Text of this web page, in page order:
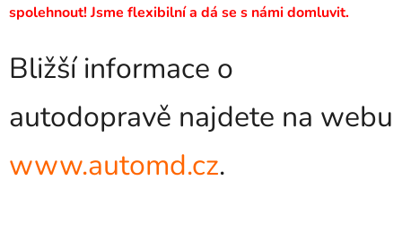
spolehnout! Jsme flexibilní a dá se s námi domluvit.
Bližší informace o
autodopravě najdete na webu
www.automd.cz.